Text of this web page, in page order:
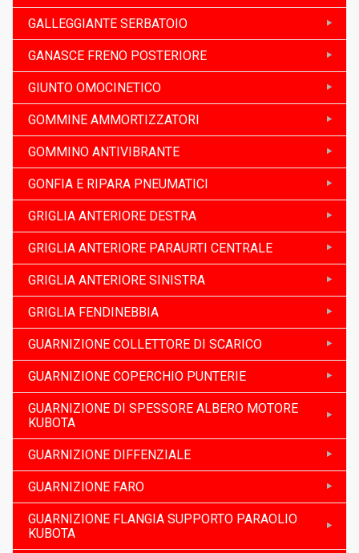
GALLEGGIANTE SERBATOIO
GANASCE FRENO POSTERIORE
GIUNTO OMOCINETICO
GOMMINE AMMORTIZZATORI
GOMMINO ANTIVIBRANTE
GONFIA E RIPARA PNEUMATICI
GRIGLIA ANTERIORE DESTRA
GRIGLIA ANTERIORE PARAURTI CENTRALE
GRIGLIA ANTERIORE SINISTRA
GRIGLIA FENDINEBBIA
GUARNIZIONE COLLETTORE DI SCARICO
GUARNIZIONE COPERCHIO PUNTERIE
GUARNIZIONE DI SPESSORE ALBERO MOTORE
KUBOTA
GUARNIZIONE DIFFENZIALE
GUARNIZIONE FARO
GUARNIZIONE FLANGIA SUPPORTO PARAOLIO
KUBOTA